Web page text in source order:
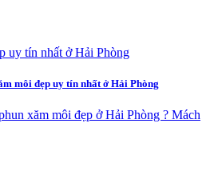
môi đẹp uy tín nhất ở Hải Phòng
xăm môi đẹp ở Hải Phòng ? Mách